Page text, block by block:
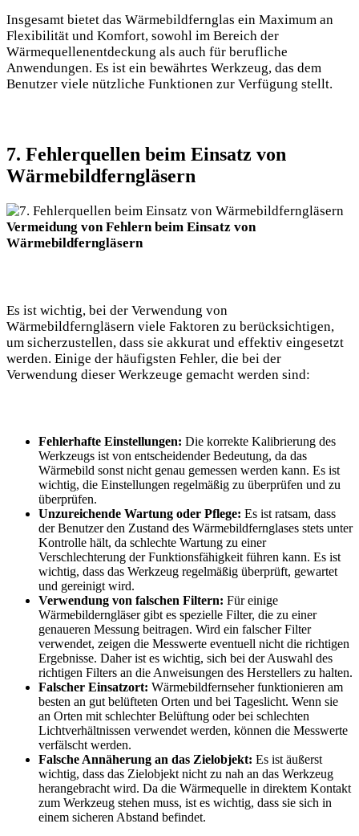
Insgesamt bietet das Wärmebildfernglas ein Maximum an
Flexibilität und Komfort, sowohl im Bereich der
Wärmequellenentdeckung als auch für berufliche
Anwendungen. Es ist ein bewährtes Werkzeug, das dem
Benutzer viele nützliche Funktionen zur Verfügung stellt.
7. Fehlerquellen beim Einsatz von
Wärmebildferngläsern
Vermeidung von Fehlern beim Einsatz von
Wärmebildferngläsern
Es ist wichtig, bei der Verwendung von
Wärmebildferngläsern viele Faktoren zu berücksichtigen,
um sicherzustellen, dass sie akkurat und effektiv eingesetzt
werden. Einige der häufigsten Fehler, die bei der
Verwendung dieser Werkzeuge gemacht werden sind:
Fehlerhafte Einstellungen: Die korrekte Kalibrierung des
Werkzeugs ist von entscheidender Bedeutung, da das
Wärmebild sonst nicht genau gemessen werden kann. Es ist
wichtig, die Einstellungen regelmäßig zu überprüfen und zu
überprüfen.
Unzureichende Wartung oder Pflege: Es ist ratsam, dass
der Benutzer den Zustand des Wärmebildfernglases stets unter
Kontrolle hält, da schlechte Wartung zu einer
Verschlechterung der Funktionsfähigkeit führen kann. Es ist
wichtig, dass das Werkzeug regelmäßig überprüft, gewartet
und gereinigt wird.
Verwendung von falschen Filtern: Für einige
Wärmebilderngläser gibt es spezielle Filter, die zu einer
genaueren Messung beitragen. Wird ein falscher Filter
verwendet, zeigen die Messwerte eventuell nicht die richtigen
Ergebnisse. Daher ist es wichtig, sich bei der Auswahl des
richtigen Filters an die Anweisungen des Herstellers zu halten.
Falscher Einsatzort: Wärmebildfernseher funktionieren am
besten an gut belüfteten Orten und bei Tageslicht. Wenn sie
an Orten mit schlechter Belüftung oder bei schlechten
Lichtverhältnissen verwendet werden, können die Messwerte
verfälscht werden.
Falsche Annäherung an das Zielobjekt: Es ist äußerst
wichtig, dass das Zielobjekt nicht zu nah an das Werkzeug
herangebracht wird. Da die Wärmequelle in direktem Kontakt
zum Werkzeug stehen muss, ist es wichtig, dass sie sich in
einem sicheren Abstand befindet.